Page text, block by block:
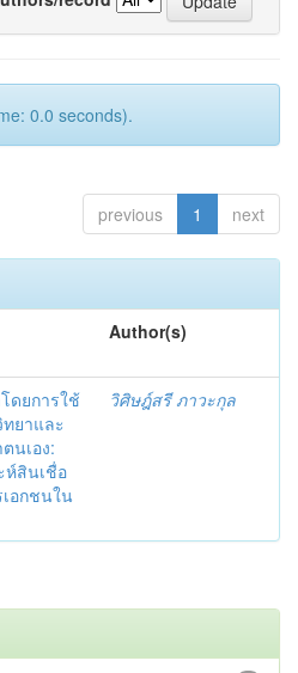
0.0 seconds).
previous 1 next
Author(s)
ดยการใช้
ยาและ
นเอง:
ห์สินเชื่อ
อกชนใน
วิศิษฎ์สรี ภาวะกุล